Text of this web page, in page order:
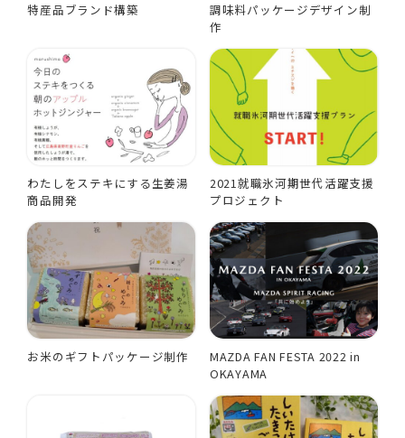
特産品ブランド構築
調味料パッケージデザイン制
作
わたしをステキにする生姜湯
商品開発
2021就職氷河期世代活躍支援
プロジェクト
お米のギフトパッケージ制作
MAZDA FAN FESTA 2022 in
OKAYAMA